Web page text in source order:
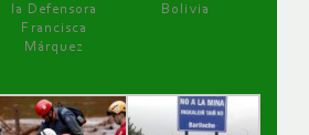
la Defensora
Francisca
Márquez
Bolivia